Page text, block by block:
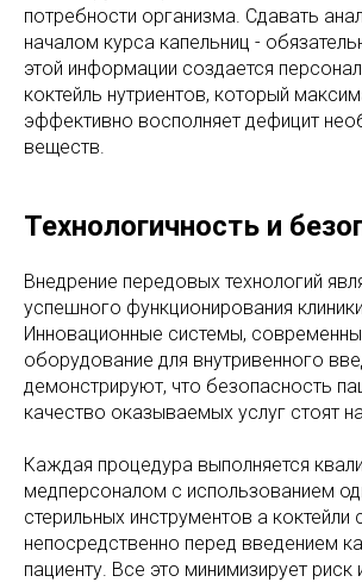
потребности организма. Сдавать
началом курса капельниц -
этой информации создается
коктейль нутриентов, который
эффективно восполняет дефицит
веществ.
Технологичность и
Внедрение передовых технологий
успешного функционирования
Инновационные системы,
оборудование для внутривенного
демонстрируют, что безопасность
качество оказываемых услуг стоят
Каждая процедура выполняется
медперсоналом с использованием
стерильных инструментов а
непосредственно перед введением
пациенту. Все это минимизирует